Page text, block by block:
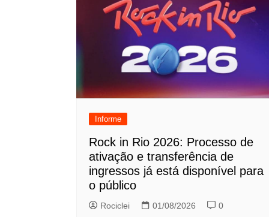
Informe
Rock in Rio 2026: Processo de
ativação e transferência de
ingressos já está disponível para
o público
Rociclei 01/08/2026 0